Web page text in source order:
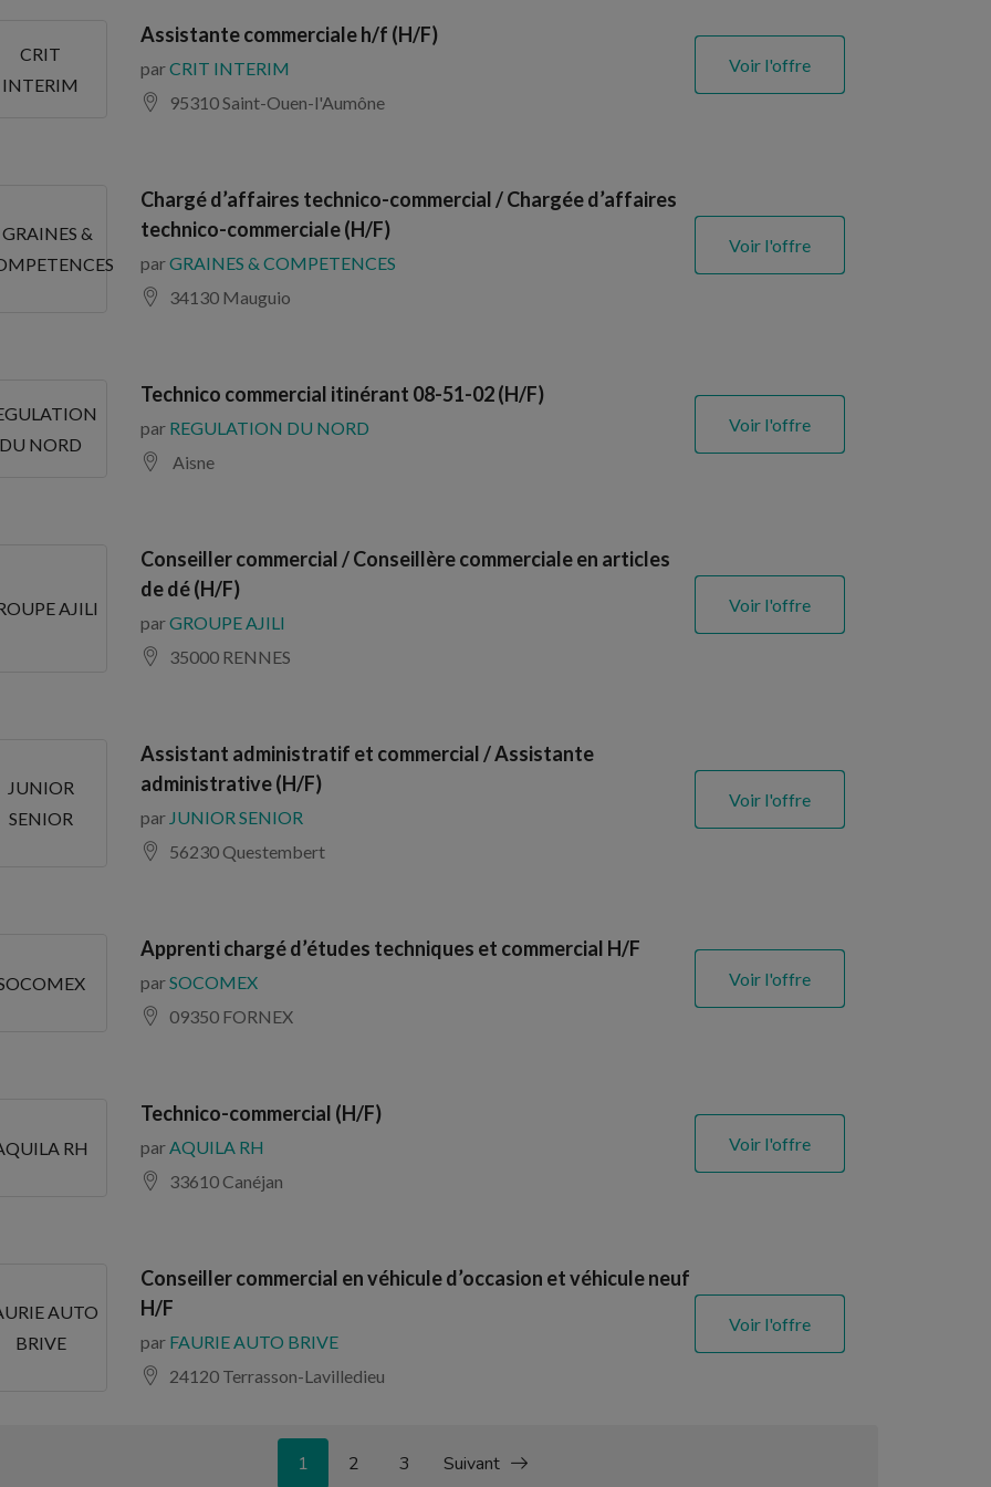
CRIT
INTERIM
Assistante commerciale h/f (H/F)
parCRIT INTERIM
95310 Saint-Ouen-l'Aumône
Voir l'offre
GRAINES &
Chargé d’affaires technico-commercial / Chargée d’affaires
technico-commerciale (H/F)
parGRAINES & COMPETENCES
34130 Mauguio
Voir l'offre
DU NORD
Technico commercial itinérant 08-51-02 (H/F)
par REGULATION DU NORD
Aisne
Voir l'offre
AJILI
Conseiller commercial / Conseillère commerciale en articles
de dé (H/F)
parGROUPE AJILI
35000 RENNES
Voir l'offre
JUNIOR
SENIOR
Assistant administratif et commercial / Assistante
administrative (H/F)
par JUNIOR SENIOR
56230 Questembert
Voir l'offre
Apprenti chargé d’études techniques et commercial H/F
parSOCOMEX
09350 FORNEX
Voir l'offre
RH
Technico-commercial (H/F)
parAQUILA RH
33610 Canéjan
Voir l'offre
AUTO
BRIVE
Conseiller commercial en véhicule d’occasion et véhicule neuf
H/F
par FAURIE AUTO BRIVE
24120 Terrasson-Lavilledieu
Voir l'offre
1 2 3 Suivant